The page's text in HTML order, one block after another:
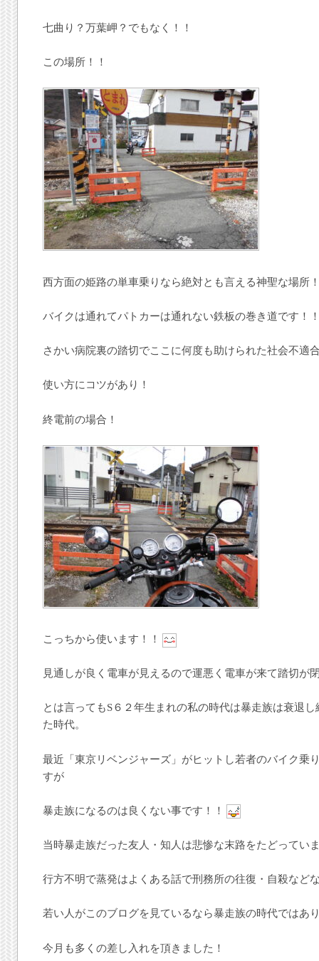
七曲り？万葉岬？でもなく！！
この場所！！
西方面の姫路の単車乗りなら絶対とも言える神聖な場所
バイクは通れてパトカーは通れない鉄板の巻き道です！
さかい病院裏の踏切でここに何度も助けられた社会不適
使い方にコツがあり！
終電前の場合！
こっちから使います！！
見通しが良く電車が見えるので運悪く電車が来て踏切が
とは言ってもS６２年生まれの私の時代は暴走族は衰退
た時代。
最近「東京リベンジャーズ」がヒットし若者のバイク乗
すが
暴走族になるのは良くない事です！！
当時暴走族だった友人・知人は悲惨な末路をたどってい
行方不明で蒸発はよくある話で刑務所の往復・自殺など
若い人がこのブログを見ているなら暴走族の時代ではあ
今月も多くの差し入れを頂きました！